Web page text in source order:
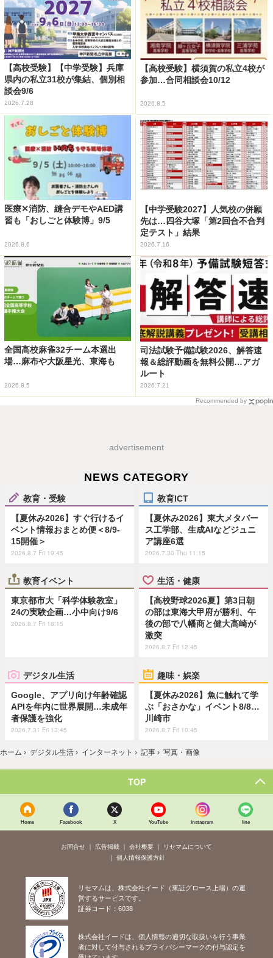
【高校受験】【中学受験】兵庫
県内の私立31校が集結、個別相
談会9/6
2026.7.28
【高校受験】横須賀の私立4校が
参加…合同相談会10/12
2026.8.5
医療✕消防、縫合デモやAED講
習も「おしごと体験博」9/5
2026.8.6
【中学受験2027】人気校の併願
先は…四谷大塚「第2回合不合判
定テスト」結果
2026.7.16
全国高校麻雀32チーム本選出
場…麻布や大阪星光、東海も
2026.8.5
司法試験予備試験2026、解答速
報＆総評動画を無料公開…アガ
ルート
2026.7.21
Recommended by
advertisement
NEWS CATEGORY
教育・受験
【夏休み2026】すぐ行けるイ
ベント情報おまとめ便＜8/9-
15開催＞
2026.8.7 Fri 19:45
教育ICT
【夏休み2026】東大メタバー
ス工学部、生成AIなどジュニ
ア講座6選
2026.7.30 Thu 11:15
教育イベント
東京都市大「科学体験教室」
24の実験企画…小中向け9/6
2026.8.7 Fri 18:15
生活・健康
【高校野球2026夏】第3日朝
の部は東海大甲府が勝利、午
後の部で八幡商と健大高崎が
激突
2026.8.7 Fri 12:45
デジタル生活
Google、アプリ向け年齢確認
APIを年内に世界展開…未成年
者保護を強化
2026.7.31 Fri 13:45
趣味・娯楽
【夏休み2026】魚に触れて学
ぶ「おさかな」イベント8/8…
川崎市
2026.8.7 Fri 10:45
ホーム › デジタル生活 › インターネット › 記事 › 写真・画像
TOP
Home Facebook X YouTube Instagram line
お問合せ 広告掲載 会社概要
リセマムについて
個人情報保護方針
リセマムは、株式会社イード（東証グロース上場）の運
営するサービスです。
証券コード：6038
株式会社イードは、個人情報の適切な取扱いを行う事業
者に対して付与されるプライバシーマークの付与認定を